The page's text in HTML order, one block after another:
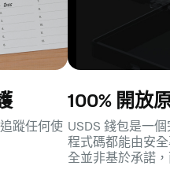
蹤任何使
100% 開放
USDS 錢包是一
程式碼都能由安
全並非基於承諾